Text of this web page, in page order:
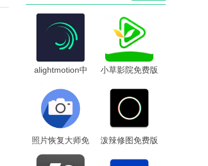
alightmotion中
小草影院免费版
照片恢复大师免
费版
泼辣修图免费版